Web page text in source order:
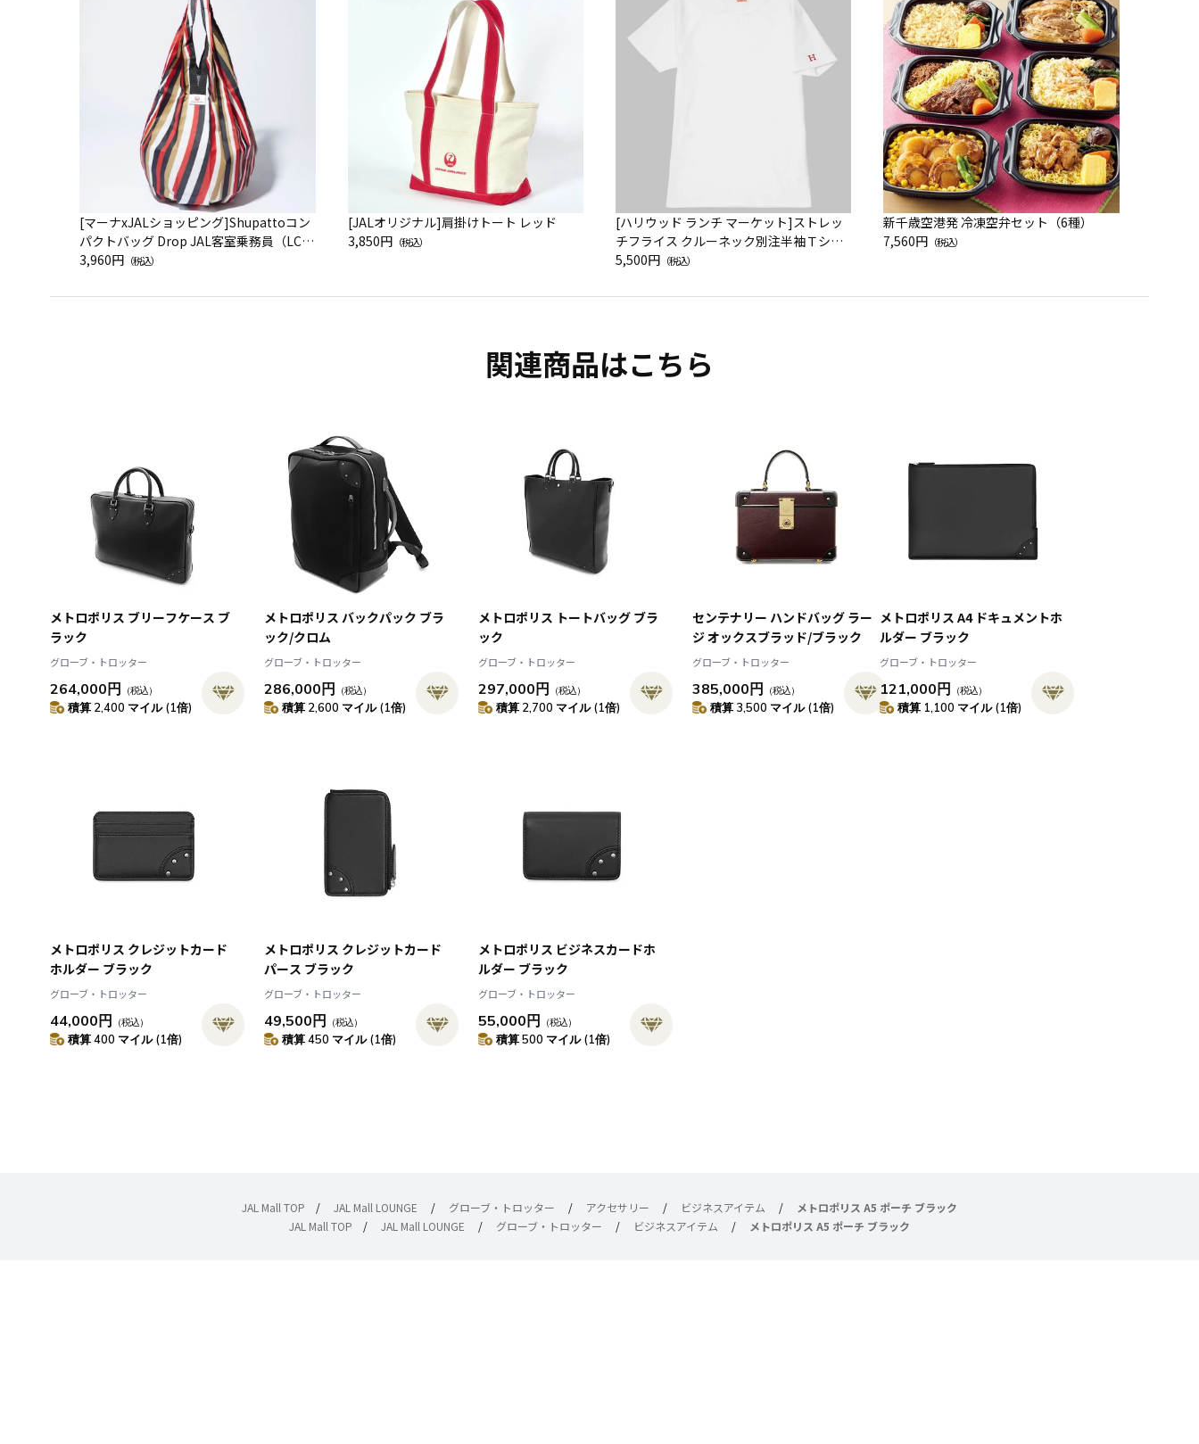
[マーナxJALショッピング]Shupattoコン
パクトバッグ Drop JAL客室乗務員（LC）
スカーフ柄
3,960円 （税込）
[JALオリジナル]肩掛けトート レッド
3,850円 （税込）
[ハリウッド ランチ マーケット]ストレッ
チフライス クルーネック別注半袖Ｔシャ
ツ
5,500円 （税込）
新千歳空港発 冷凍空弁セット（6種）
7,560円 （税込）
関連商品はこちら
メトロポリス ブリーフケース ブ
ラック
グローブ・トロッター
264,000円 （税込）
積算 2,400 マイル (1倍)
メトロポリス バックパック ブラ
ック/クロム
グローブ・トロッター
286,000円 （税込）
積算 2,600 マイル (1倍)
メトロポリス トートバッグ ブラ
ック
グローブ・トロッター
297,000円 （税込）
積算 2,700 マイル (1倍)
センテナリー ハンドバッグ ラー
ジ オックスブラッド/ブラック
グローブ・トロッター
385,000円 （税込）
積算 3,500 マイル (1倍)
メトロポリス A4 ドキュメントホ
ルダー ブラック
グローブ・トロッター
121,000円 （税込）
積算 1,100 マイル (1倍)
メトロポリス クレジットカード
ホルダー ブラック
グローブ・トロッター
44,000円 （税込）
積算 400 マイル (1倍)
メトロポリス クレジットカード
パース ブラック
グローブ・トロッター
49,500円 （税込）
積算 450 マイル (1倍)
メトロポリス ビジネスカードホ
ルダー ブラック
グローブ・トロッター
55,000円 （税込）
積算 500 マイル (1倍)
JAL Mall TOP / JAL Mall LOUNGE / グローブ・トロッター / アクセサリー / ビジネスアイテム /
メトロポリス A5 ポーチ ブラック
JAL Mall TOP
/ JAL Mall LOUNGE / グローブ・トロッター / ビジネスアイテム / メトロポリス A5 ポーチ ブラック